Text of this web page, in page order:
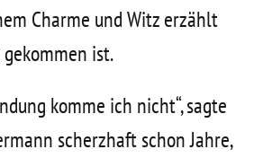
Charme und Witz erzählt
gekommen ist.
komme ich nicht“, sagte
scherzhaft schon Jahre,